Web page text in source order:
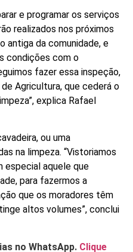
e programar os serviços
realizados nos próximos
antiga da comunidade, e
condições com o
fazer essa inspeção,
Agricultura, que cederá o
explica Rafael
ou uma
na limpeza. “Vistoriamos
especial aquele que
para fazermos a
que os moradores têm
altos volumes”, conclui
no WhatsApp. Clique